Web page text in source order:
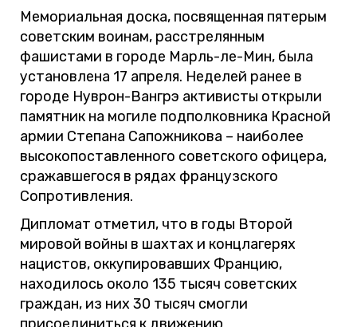
Мемориальная доска, посвященная пятерым
советским воинам, расстрелянным
фашистами в городе Марль-ле-Мин, была
установлена 17 апреля. Неделей ранее в
городе Нуврон-Вангрэ активисты открыли
памятник на могиле подполковника Красной
армии Степана Сапожникова – наиболее
высокопоставленного советского офицера,
сражавшегося в рядах французского
Сопротивления.
Дипломат отметил, что в годы Второй
мировой войны в шахтах и концлагерях
нацистов, оккупировавших Францию,
находилось около 135 тысяч советских
граждан, из них 30 тысяч смогли